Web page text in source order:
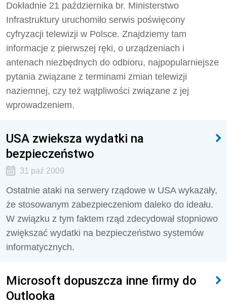
Dokładnie 21 października br. Ministerstwo
Infrastruktury uruchomiło serwis poświęcony
cyfryzacji telewizji w Polsce. Znajdziemy tam
informacje z pierwszej ręki, o urządzeniach i
antenach niezbędnych do odbioru, najpopularniejsze
pytania związane z terminami zmian telewizji
naziemnej, czy też wątpliwości związane z jej
wprowadzeniem.
USA zwieksza wydatki na
bezpieczeństwo
31 paź 2009
Ostatnie ataki na serwery rządowe w USA wykazały,
że stosowanym zabezpieczeniom daleko do ideału.
W związku z tym faktem rząd zdecydował stopniowo
zwiększać wydatki na bezpieczeństwo systemów
informatycznych.
Microsoft dopuszcza inne firmy do
Outlooka